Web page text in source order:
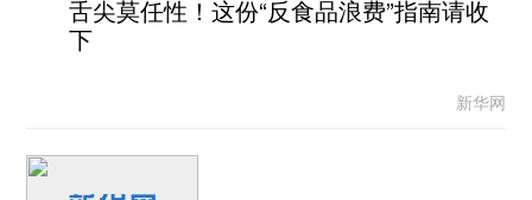
舌尖莫任性！这份“反食品浪费”指南请收
下
新华网